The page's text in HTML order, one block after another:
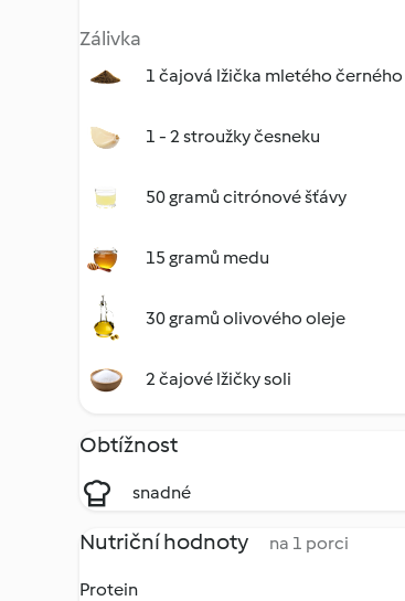
Zálivka
1 čajová lžička mletého
1 - 2 stroužky česneku
50 gramů citrónové šťávy
15 gramů medu
30 gramů olivového oleje
2 čajové lžičky soli
Obtížnost
snadné
Nutriční hodnoty na 1 porci
Protein